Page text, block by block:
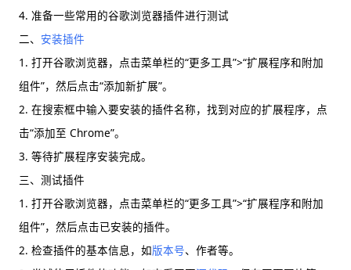
4. 准备一些常用的谷歌浏览器插件进行测试
二、 安装插件
1. 打开谷歌浏览器，点击菜单栏的“更多工具”>“扩展程序和附加
组件”，然后点击“添加新扩展”。
2. 在搜索框中输入要安装的插件名称，找到对应的扩展程序，点
击“添加至 Chrome”。
3. 等待扩展程序安装完成。
三、测试插件
1. 打开谷歌浏览器，点击菜单栏的“更多工具”>“扩展程序和附加
组件”，然后点击已安装的插件。
2. 检查插件的基本信息，如版本号、作者等。